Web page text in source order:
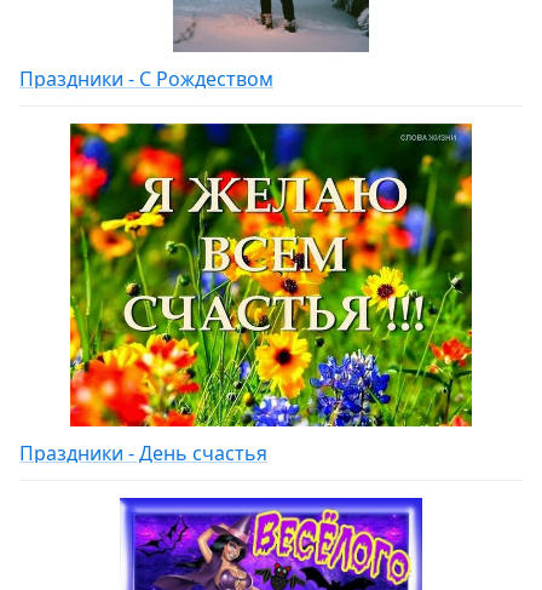
Праздники - С Рождеством
Праздники - День счастья